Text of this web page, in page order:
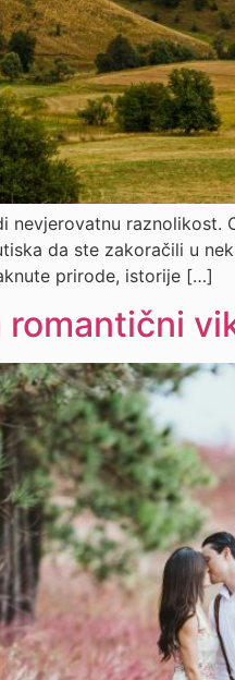
nevjerovatnu
da ste zakoračili u
prirode, istorije […]